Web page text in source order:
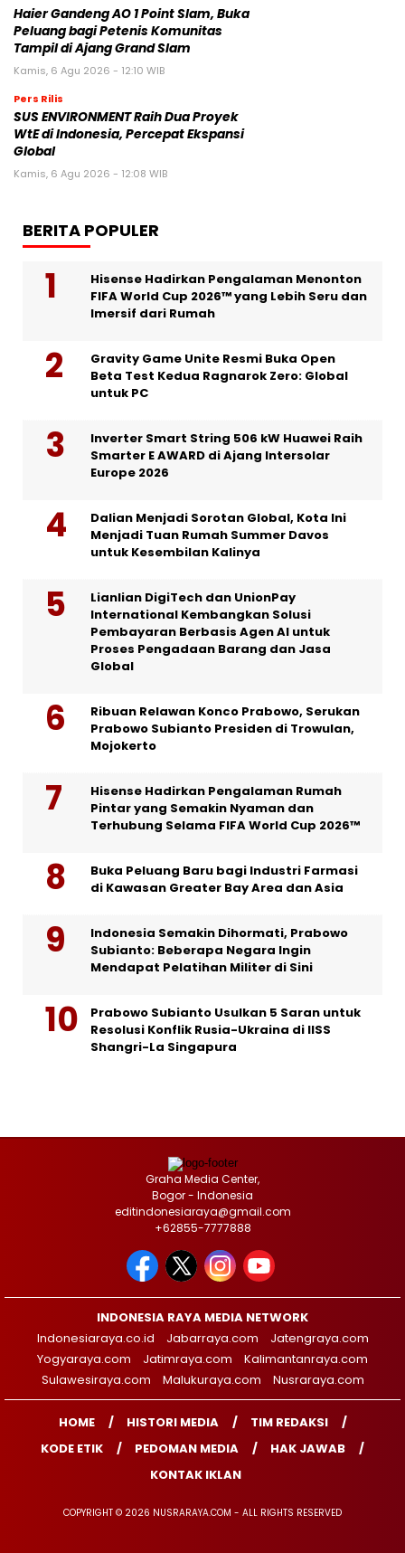
Haier Gandeng AO 1 Point Slam, Buka
Peluang bagi Petenis Komunitas
Tampil di Ajang Grand Slam
Kamis, 6 Agu 2026 - 12:10 WIB
Pers Rilis
SUS ENVIRONMENT Raih Dua Proyek
WtE di Indonesia, Percepat Ekspansi
Global
Kamis, 6 Agu 2026 - 12:08 WIB
BERITA POPULER
Hisense Hadirkan Pengalaman Menonton
FIFA World Cup 2026™ yang Lebih Seru dan
Imersif dari Rumah
Gravity Game Unite Resmi Buka Open
Beta Test Kedua Ragnarok Zero: Global
untuk PC
Inverter Smart String 506 kW Huawei Raih
Smarter E AWARD di Ajang Intersolar
Europe 2026
Dalian Menjadi Sorotan Global, Kota Ini
Menjadi Tuan Rumah Summer Davos
untuk Kesembilan Kalinya
Lianlian DigiTech dan UnionPay
International Kembangkan Solusi
Pembayaran Berbasis Agen AI untuk
Proses Pengadaan Barang dan Jasa
Global
Ribuan Relawan Konco Prabowo, Serukan
Prabowo Subianto Presiden di Trowulan,
Mojokerto
Hisense Hadirkan Pengalaman Rumah
Pintar yang Semakin Nyaman dan
Terhubung Selama FIFA World Cup 2026™
Buka Peluang Baru bagi Industri Farmasi
di Kawasan Greater Bay Area dan Asia
Indonesia Semakin Dihormati, Prabowo
Subianto: Beberapa Negara Ingin
Mendapat Pelatihan Militer di Sini
Prabowo Subianto Usulkan 5 Saran untuk
Resolusi Konflik Rusia-Ukraina di IISS
Shangri-La Singapura
Graha Media Center,
Bogor - Indonesia
editindonesiaraya@gmail.com
+62855-7777888
INDONESIA RAYA MEDIA NETWORK
Indonesiaraya.co.id
Jabarraya.com
Jatengraya.com
Yogyaraya.com
Jatimraya.com
Kalimantanraya.com
Sulawesiraya.com
Malukuraya.com Nusraraya.com
HOME HISTORI MEDIA
TIM REDAKSI
KODE ETIK
PEDOMAN MEDIA
HAK JAWAB
KONTAK IKLAN
COPYRIGHT © 2026 NUSRARAYA.COM - ALL RIGHTS RESERVED